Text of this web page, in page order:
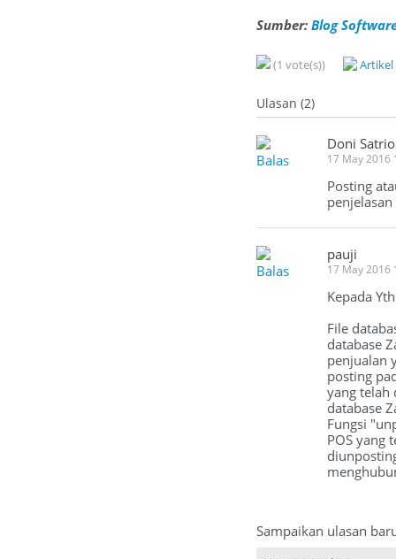
Sumber: Blog
(1 vote(s))
Ulasan (2)
Balas
Doni Satrio
17 May 2016
Posting
Balas
pauji
17 May 2016
Kepada
File
database
penjualan
posting
yang telah
database
Fungsi
POS yang
Sampaikan ulasan